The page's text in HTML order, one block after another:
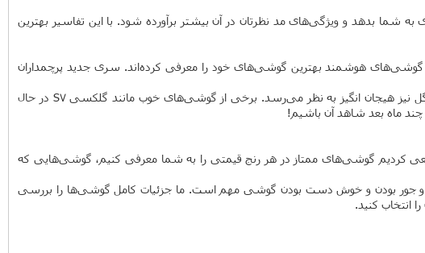
بدهد و ویژگی‌های مد نظرتان در آن بیشتر برآورده شود. با این تفاسیر بهترین
هوشمند بهترین گوشی‌های خود را معرفی کرده‌اند. سری جدید پرچمداران
اما در حقیقت انتخاب‌های زیادی برای شما وجود دارد: آیفون 7 و 7 پلاس ثابت کرده‌اند که گوشی‌های امن و خوبی هستند. پیکسل جدید گوگل نیز هیجان انگیز به نظر می‌رسد. برخی از گوشی‌های خوب مانند گلکسی S7 در حال
کردیم گوشی‌های ممتاز در هر رنج قیمتی را به شما معرفی کنیم، گوشی‌هایی که
و جور بودن و خوش دست بودن گوشی مهم است. ما جزئیات کامل گوشی‌ها را بررسی
انتخاب کنید.